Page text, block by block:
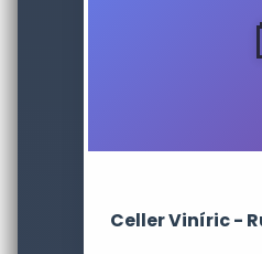
Celler Viníric -